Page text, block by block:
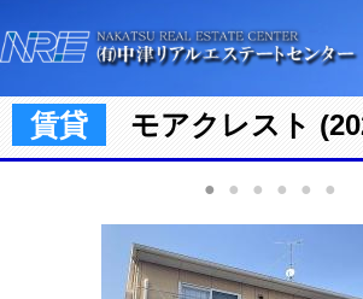
賃貸 モアクレスト
● ● ● ● ● ●